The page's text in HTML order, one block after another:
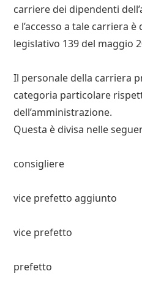
carriere dei dipendenti
e l’accesso a tale carriera
legislativo 139 del maggio
Il personale della carriera
categoria particolare
dell’amministrazione.
Questa è divisa nelle
consigliere
vice prefetto aggiunto
vice prefetto
prefetto